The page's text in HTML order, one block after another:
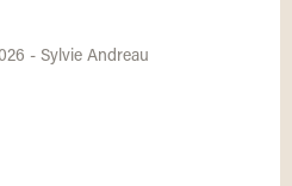
- Sylvie Andreau